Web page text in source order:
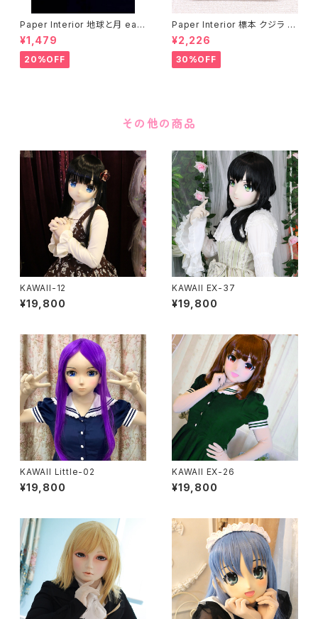
Paper Interior 地球と月 eart
h and moon
¥1,479
20%OFF
Paper Interior 標本 クジラ s
pecimen whale
¥2,226
30%OFF
その他の商品
KAWAII-12
¥19,800
KAWAII EX-37
¥19,800
KAWAII Little-02
¥19,800
KAWAII EX-26
¥19,800